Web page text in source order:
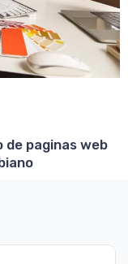
de paginas web